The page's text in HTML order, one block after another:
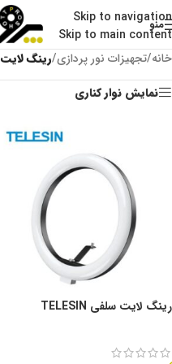
Skip to navigation
Skip to main content
منو
خانه/تجهیزات نور پردازی/رینگ لایت
نمایش نوار کناری
رینگ لایت سلفی TELESIN